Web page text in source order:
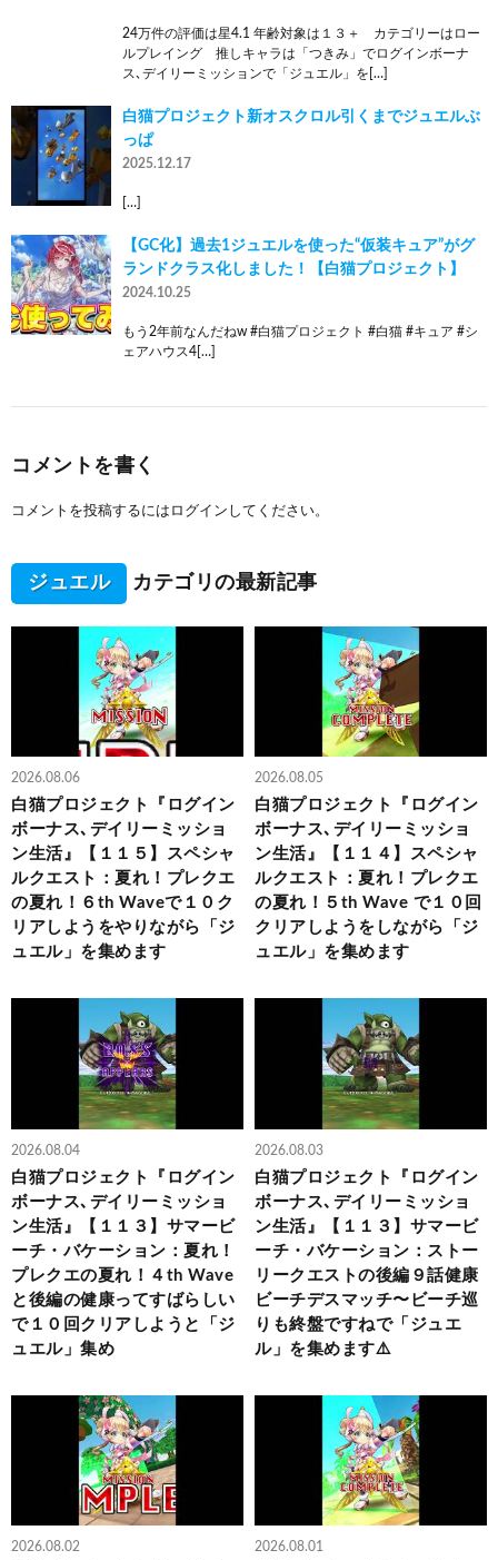
24万件の評価は星4.1 年齢対象は１３＋ カテゴリーはロー
ルプレイング 推しキャラは「つきみ」でログインボーナ
ス､デイリーミッションで「ジュエル」を[…]
白猫プロジェクト新オスクロル引くまでジュエルぶ
っぱ
2025.12.17
[…]
【GC化】過去1ジュエルを使った“仮装キュア”がグ
ランドクラス化しました！【白猫プロジェクト】
2024.10.25
もう2年前なんだねw #白猫プロジェクト #白猫 #キュア #シ
ェアハウス4[…]
コメントを書く
コメントを投稿するには ログイン してください。
ジュエル カテゴリの最新記事
2026.08.06
白猫プロジェクト『ログイン
ボーナス､デイリーミッショ
ン生活』【１１５】スペシャ
ルクエスト：夏れ！プレクエ
の夏れ！６th Waveで１０ク
リアしようをやりながら「ジ
ュエル」を集めます
2026.08.05
白猫プロジェクト『ログイン
ボーナス､デイリーミッショ
ン生活』【１１４】スペシャ
ルクエスト：夏れ！プレクエ
の夏れ！５th Wave で１０回
クリアしようをしながら「ジ
ュエル」を集めます
2026.08.04
白猫プロジェクト『ログイン
ボーナス､デイリーミッショ
ン生活』【１１３】サマービ
ーチ・バケーション：夏れ！
プレクエの夏れ！４th Wave
と後編の健康ってすばらしい
で１０回クリアしようと「ジ
ュエル」集め
2026.08.03
白猫プロジェクト『ログイン
ボーナス､デイリーミッショ
ン生活』【１１３】サマービ
ーチ・バケーション：ストー
リークエストの後編９話健康
ビーチデスマッチ〜ビーチ巡
りも終盤ですねで「ジュエ
ル」を集めます⚠️
2026.08.02 2026.08.01